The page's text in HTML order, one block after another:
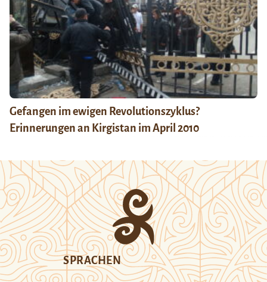
Gefangen im ewigen Revolutionszyklus?
Erinnerungen an Kirgistan im April 2010
SPRACHEN